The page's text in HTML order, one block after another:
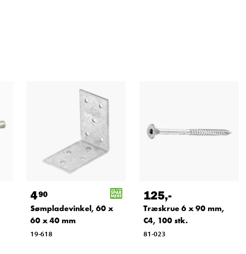
490
Sømpladevinkel, 60 x
60 x 40 mm
19-618
125,-
Træskrue 6 x 90 mm,
C4, 100 stk.
81-023